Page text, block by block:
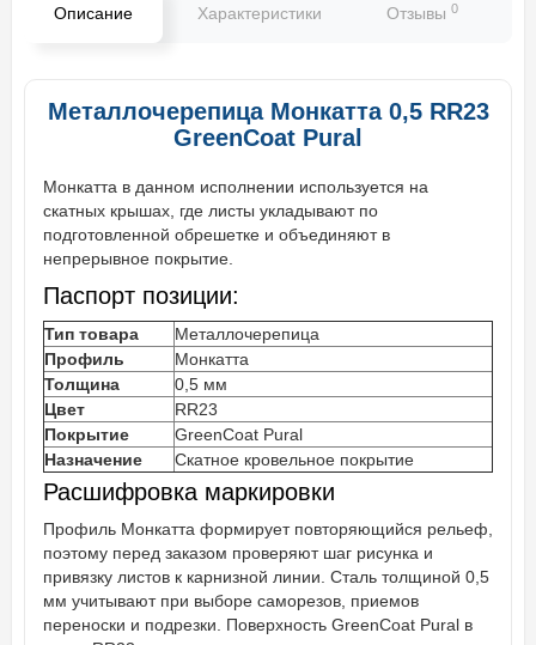
Описание Характеристики Отзывы 0
Металлочерепица Монкатта 0,5 RR23
GreenCoat Pural
Монкатта в данном исполнении используется на
скатных крышах, где листы укладывают по
подготовленной обрешетке и объединяют в
непрерывное покрытие.
Паспорт позиции:
Тип товара
Металлочерепица
Профиль
Монкатта
Толщина
0,5 мм
Цвет
RR23
Покрытие
GreenCoat Pural
Назначение
Скатное кровельное покрытие
Расшифровка маркировки
Профиль Монкатта формирует повторяющийся рельеф,
поэтому перед заказом проверяют шаг рисунка и
привязку листов к карнизной линии. Сталь толщиной 0,5
мм учитывают при выборе саморезов, приемов
переноски и подрезки. Поверхность GreenCoat Pural в